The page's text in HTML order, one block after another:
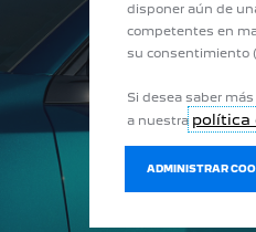
disponer aún de
competentes en
su consentimiento
Si desea saber
a nuestra política
ADMINISTRAR